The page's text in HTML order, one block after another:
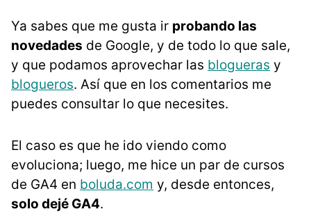
Ya sabes que me gusta ir probando las
novedades de Google, y de todo lo que sale,
y que podamos aprovechar las blogueras y
blogueros. Así que en los comentarios me
puedes consultar lo que necesites.
El caso es que he ido viendo como
evoluciona; luego, me hice un par de cursos
de GA4 en boluda.com y, desde entonces,
solo dejé GA4.